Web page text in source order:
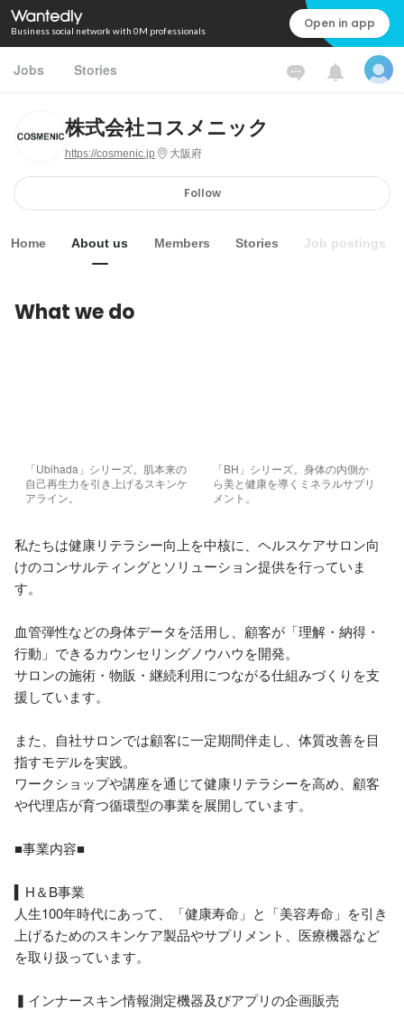
Business social network with 0M professionals Open in app
Jobs Stories
株式会社コスメニック
https://cosmenic.jp 大阪府
Follow
Home About us Members Stories Job postings
What we do
「Ubihada」シリーズ。肌本来の
自己再生力を引き上げるスキンケ
アライン。
「BH」シリーズ。身体の内側か
ら美と健康を導くミネラルサプリ
メント。
私たちは健康リテラシー向上を中核に、ヘルスケアサロン向
けのコンサルティングとソリューション提供を行っていま
す。
血管弾性などの身体データを活用し、顧客が「理解・納得・
行動」できるカウンセリングノウハウを開発。
サロンの施術・物販・継続利用につながる仕組みづくりを支
援しています。
また、自社サロンでは顧客に一定期間伴走し、体質改善を目
指すモデルを実践。
ワークショップや講座を通じて健康リテラシーを高め、顧客
や代理店が育つ循環型の事業を展開しています。
■事業内容■
▍H＆B事業
人生100年時代にあって、「健康寿命」と「美容寿命」を引き
上げるためのスキンケア製品やサプリメント、医療機器など
を取り扱っています。
▍インナースキン情報測定機器及びアプリの企画販売